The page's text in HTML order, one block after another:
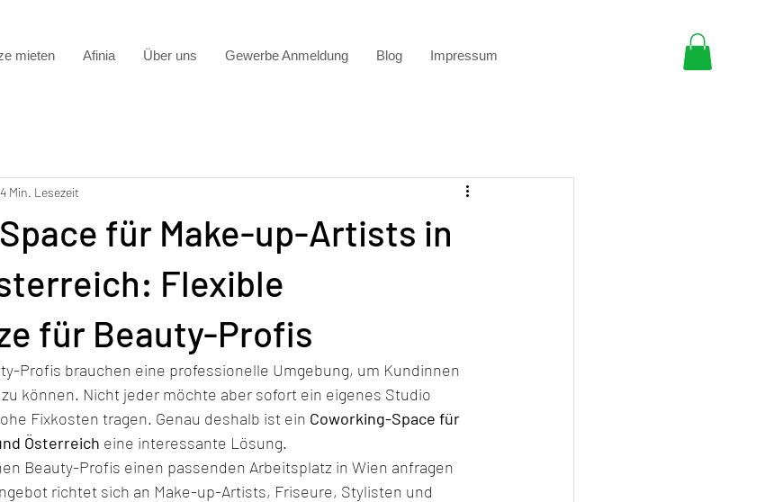
mieten Afinia Über uns Gewerbe Anmeldung Blog Impressum
für Make-up-Artists in
Flexible
für Beauty-Profis
4 Min. Lesezeit
Profis brauchen eine professionelle Umgebung, um Kundinnen
können. Nicht jeder möchte aber sofort ein eigenes Studio
Fixkosten tragen. Genau deshalb ist ein Coworking-Space für
Österreich eine interessante Lösung.
Beauty-Profis einen passenden Arbeitsplatz in Wien anfragen
richtet sich an Make-up-Artists, Friseure, Stylisten und